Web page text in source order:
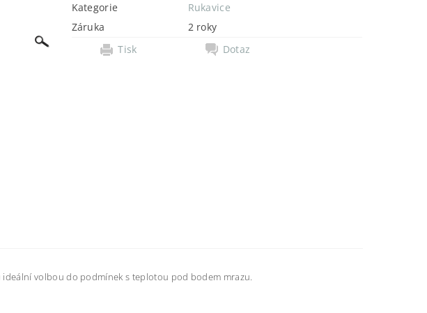
Kategorie
Rukavice
Záruka
2 roky
Tisk
Dotaz
ideální volbou do podmínek s teplotou pod bodem mrazu.